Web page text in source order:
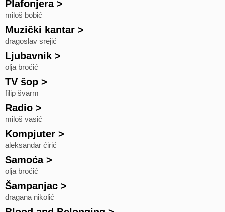
Plafonjera>
miloš bobić
Muzički kantar >
dragoslav srejić
Ljubavnik >
olja broćić
TV šop >
filip švarm
Radio >
miloš vasić
Kompjuter >
aleksandar ćirić
Samoća>
olja broćić
Šampanjac >
dragana nikolić